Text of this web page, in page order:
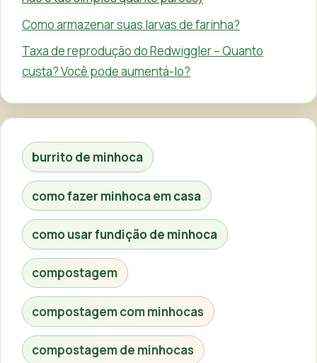
Como armazenar suas larvas de farinha?
Taxa de reprodução do Redwiggler – Quanto
custa? Você pode aumentá-lo?
burrito de minhoca
como fazer minhoca em casa
como usar fundição de minhoca
compostagem
compostagem com minhocas
compostagem de minhocas